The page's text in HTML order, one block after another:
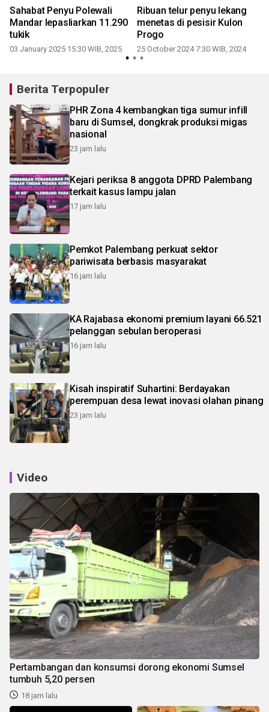
Sahabat Penyu Polewali
Mandar lepasliarkan 11.290
tukik
03 January 2025 15:30 WIB, 2025
Ribuan telur penyu lekang
menetas di pesisir Kulon
Progo
25 October 2024 7:30 WIB, 2024
Berita Terpopuler
PHR Zona 4 kembangkan tiga sumur infill
baru di Sumsel, dongkrak produksi migas
nasional
23 jam lalu
Kejari periksa 8 anggota DPRD Palembang
terkait kasus lampu jalan
17 jam lalu
Pemkot Palembang perkuat sektor
pariwisata berbasis masyarakat
16 jam lalu
KA Rajabasa ekonomi premium layani 66.521
pelanggan sebulan beroperasi
16 jam lalu
Kisah inspiratif Suhartini: Berdayakan
perempuan desa lewat inovasi olahan pinang
23 jam lalu
Video
Pertambangan dan konsumsi dorong ekonomi Sumsel
tumbuh 5,20 persen
18 jam lalu